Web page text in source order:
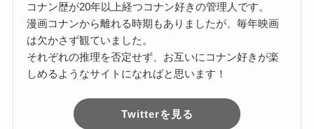
コナン歴が20年以上経つコナン好きの管理人です。
漫画コナンから離れる時期もありましたが、毎年映画
は欠かさず観ていました。
それぞれの推理を否定せず、お互いにコナン好きが楽
しめるようなサイトになればと思います！
Twitterを見る